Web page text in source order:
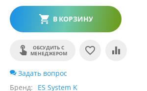
В КОРЗИНУ
ОБСУДИТЬ С
МЕНЕДЖЕРОМ
Задать вопрос
Бренд
ES System K